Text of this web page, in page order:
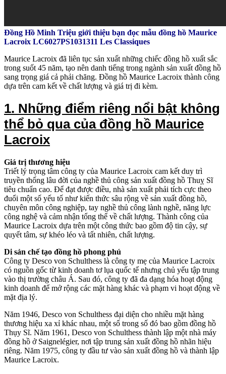
Đồng Hồ Minh Triệu giới thiệu bạn đọc mẫu đồng hồ Maurice
Lacroix LC6027PS1031311 Les Classiques
Maurice Lacroix đã liên tục sản xuất những chiếc đồng hồ xuất sắc
trong suốt 45 năm, tạo nên danh tiếng trong ngành sản xuất đồng hồ
sang trọng giá cả phải chăng. Đồng hồ Maurice Lacroix thành công
dựa trên cam kết về chất lượng và giá trị đi kèm.
1. Những điểm riêng nổi bật không
thể bỏ qua của đồng hồ Maurice
Lacroix
Giá trị thương hiệu
Triết lý trọng tâm công ty của Maurice Lacroix cam kết duy trì
truyền thống lâu đời của nghề thủ công sản xuất đồng hồ Thuỵ Sĩ
tiêu chuẩn cao. Để đạt được điều, nhà sản xuất phải tích cực theo
đuổi một số yếu tố như kiến ​​thức sâu rộng về sản xuất đồng hồ,
chuyên môn công nghiệp, tay nghề thủ công lành nghề, năng lực
công nghệ và cảm nhận tổng thể về chất lượng. Thành công của
Maurice Lacroix dựa trên một công thức bao gồm độ tin cậy, sự
quyết tâm, sự khéo léo và tất nhiên, chất lượng.
Di sản chế tạo đồng hồ phong phú
Công ty Desco von Schulthess là công ty mẹ của Maurice Lacroix
có nguồn gốc từ kinh doanh tơ lụa quốc tế nhưng chủ yếu tập trung
vào thị trường châu Á. Sau đó, công ty đã đa dạng hóa hoạt động
kinh doanh để mở rộng các mặt hàng khác và phạm vi hoạt động về
mặt địa lý.
Năm 1946, Desco von Schulthess đại diện cho nhiều mặt hàng
thương hiệu xa xỉ khác nhau, một số trong số đó bao gồm đồng hồ
Thụy Sĩ. Năm 1961, Desco von Schulthess thành lập một nhà máy
đồng hồ ở Saignelégier, nơi tập trung sản xuất đồng hồ nhãn hiệu
riêng. Năm 1975, công ty đầu tư vào sản xuất đồng hồ và thành lập
Maurice Lacroix.